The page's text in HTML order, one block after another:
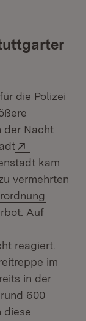
die Polizei
der Nacht
kam
vermehrten
Auf
reagiert.
im
in der
600
diese